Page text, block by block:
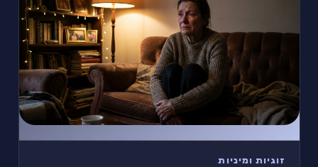
זוגיות ומיניות